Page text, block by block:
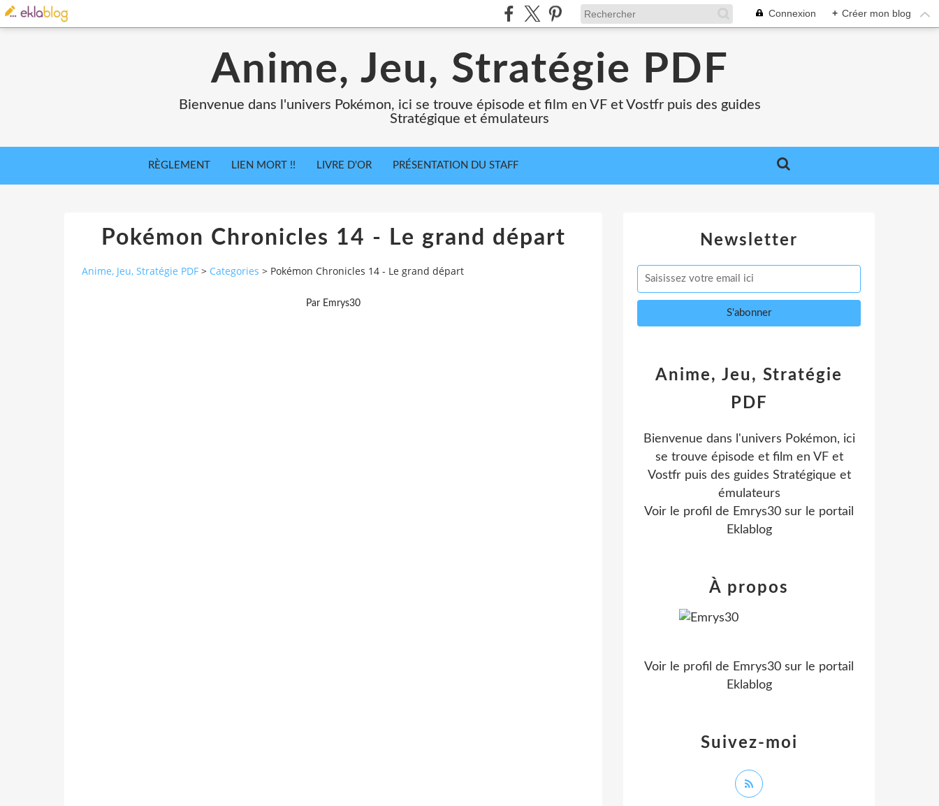
Connexion + Créer mon blog
Anime, Jeu, Stratégie PDF
Bienvenue dans l'univers Pokémon, ici se trouve épisode et film en VF et Vostfr puis des guides
Stratégique et émulateurs
RÈGLEMENT LIEN MORT !! LIVRE D'OR PRÉSENTATION DU STAFF
Pokémon Chronicles 14 - Le grand départ
Anime, Jeu, Stratégie PDF > Categories > Pokémon Chronicles 14 - Le grand départ
Par Emrys30
Newsletter
Anime, Jeu, Stratégie
PDF
Bienvenue dans l'univers Pokémon, ici
se trouve épisode et film en VF et
Vostfr puis des guides Stratégique et
émulateurs
Voir le profil de Emrys30 sur le portail
Eklablog
Suivez-moi
À propos
Voir le profil de Emrys30 sur le portail
Eklablog